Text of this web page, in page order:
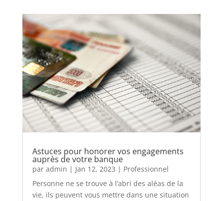
Astuces pour honorer vos engagements
auprès de votre banque
par admin | Jan 12, 2023 | Professionnel
Personne ne se trouve à l’abri des aléas de la
vie, ils peuvent vous mettre dans une situation